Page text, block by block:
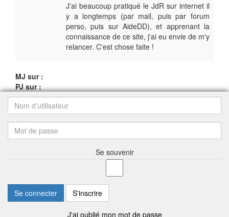
J'ai beaucoup pratiqué le JdR sur internet il
y a longtemps (par mail, puis par forum
perso, puis sur AideDD), et apprenant la
connaissance de ce site, j'ai eu envie de m'y
relancer. C'est chose faite !
MJ sur :
PJ sur :
Se souvenir
Se connecter S'inscrire
J'ai oublié mon mot de passe